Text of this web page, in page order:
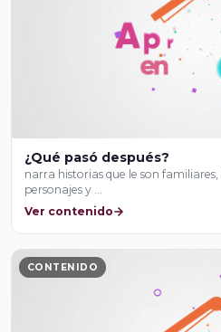
¿Qué pasó después?
narra historias que le son
personajes y …
Ver contenido
CONTENIDO